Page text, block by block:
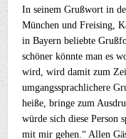
In seinem Grußwort in
München und Freising,
in Bayern beliebte
schöner könnte man es
wird, wird damit zum
umgangssprachlichere
heiße, bringe zum
würde sich diese Person
mit mir gehen.“ Allen